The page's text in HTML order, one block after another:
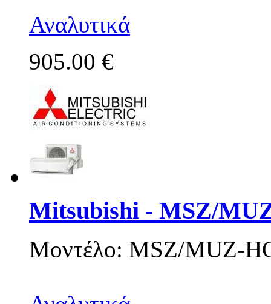
Αναλυτικά
905.00 €
Mitsubishi - MSZ/
Μοντέλο: MSZ/MUZ-